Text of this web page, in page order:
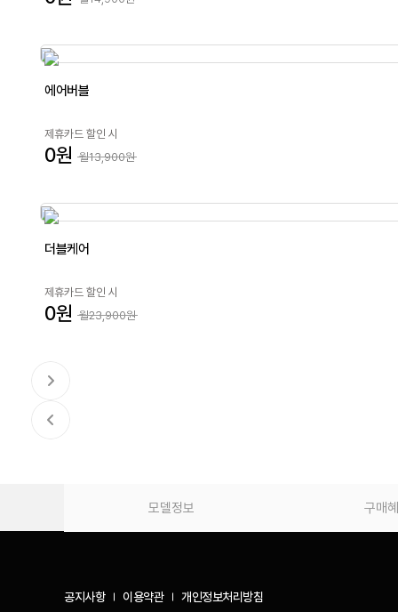
에어버블
제휴카드 할인 시
0원 월13,900원
더블케어
제휴카드 할인 시
0원 월23,900원
모델정보 구매
공지사항 이용약관 개인정보처리방침